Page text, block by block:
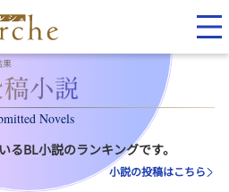
果
Novels
るBL小説のランキングです。
小説の投稿はこちら